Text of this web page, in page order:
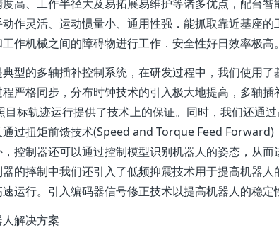
高、工作半径大及易拓展易维护等诸多优点，配台
作灵活、运动惯量小、通用性强．能抓取靠近基座
作机械之间的障碍物进行工作．安全性好日效率极高。
型的多轴插补控制系统，在研发过程中，我们使用
严格同步，分布时钟技术的引入极大地提高，多轴
标轨迹运行提供了技术上的保证。同时，我们还通
过扭矩前馈技术(Speed and Torque Feed
控制器还可以通过控制模型识别机器人的姿态，从而
的摔制中我们还引入了低频抑震技术用于提高机器
运行。引入编码器信号修正技术以提高机器人的稳定
解决方案